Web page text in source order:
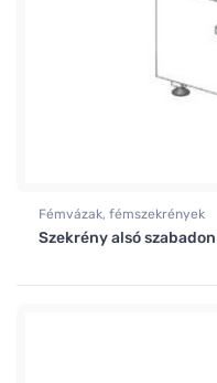
Fémvázak, fémszekrények
Szekrény alsó